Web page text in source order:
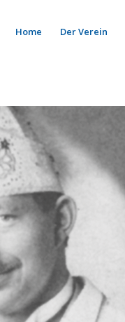
Home Der Verein